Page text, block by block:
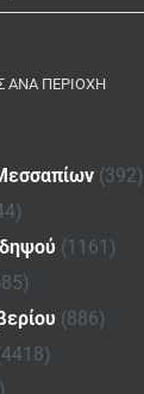
ΑΝΆ ΠΕΡΙΟΧΉ
(392)
(1161)
(886)